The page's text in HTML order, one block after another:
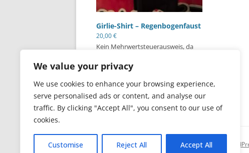
We value your privacy
We use cookies to enhance your browsing experience,
serve personalised ads or content, and analyse our
traffic. By clicking "Accept All", you consent to our use of
cookies.
Customise Reject All Accept All
Girlie-Shirt – Regenbogenfaust
20,00€
Kein Mehrwertsteuerausweis, da
weist
mehrere
Varianten
Die
der
Produktseite
Datenschutzerklärung Stolz präsentiert von